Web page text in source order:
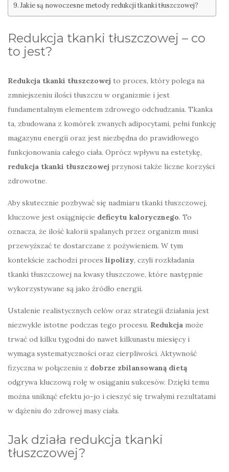
Jakie są nowoczesne metody redukcji tkanki tłuszczowej?
Redukcja tkanki tłuszczowej – co
to jest?
Redukcja tkanki tłuszczowej to proces, który polega na
zmniejszeniu ilości tłuszczu w organizmie i jest
fundamentalnym elementem zdrowego odchudzania. Tkanka
ta, zbudowana z komórek zwanych adipocytami, pełni funkcję
magazynu energii oraz jest niezbędna do prawidłowego
funkcjonowania całego ciała. Oprócz wpływu na estetykę,
redukcja tkanki tłuszczowej przynosi także liczne korzyści
zdrowotne.
Aby skutecznie pozbywać się nadmiaru tkanki tłuszczowej,
kluczowe jest osiągnięcie deficytu kalorycznego. To
oznacza, że ilość kalorii spalanych przez organizm musi
przewyższać te dostarczane z pożywieniem. W tym
kontekście zachodzi proces lipolizy, czyli rozkładania
tkanki tłuszczowej na kwasy tłuszczowe, które następnie
wykorzystywane są jako źródło energii.
Ustalenie realistycznych celów oraz strategii działania jest
niezwykle istotne podczas tego procesu. Redukcja może
trwać od kilku tygodni do nawet kilkunastu miesięcy i
wymaga systematyczności oraz cierpliwości. Aktywność
fizyczna w połączeniu z dobrze zbilansowaną dietą
odgrywa kluczową rolę w osiąganiu sukcesów. Dzięki temu
można uniknąć efektu jo-jo i cieszyć się trwałymi rezultatami
w dążeniu do zdrowej masy ciała.
Jak działa redukcja tkanki
tłuszczowej?